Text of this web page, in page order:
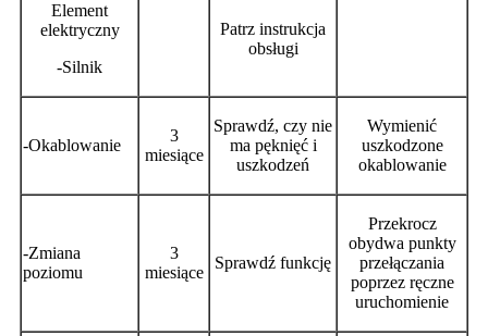
Element
elektryczny
-Silnik
Patrz instrukcja
obsługi
-Okablowanie
3
miesiące
Sprawdź, czy nie
ma pęknięć i
uszkodzeń
Wymienić
uszkodzone
okablowanie
-Zmiana
poziomu
3
miesiące
Sprawdź funkcję
Przekrocz
obydwa punkty
przełączania
poprzez ręczne
uruchomienie